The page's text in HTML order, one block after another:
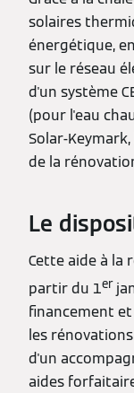
solaires
énergétique,
sur le réseau
d'un système
(pour l'eau
Solar-
de la
Le
Cette aide à la
partir du 1er
financement
les
d'un
aides